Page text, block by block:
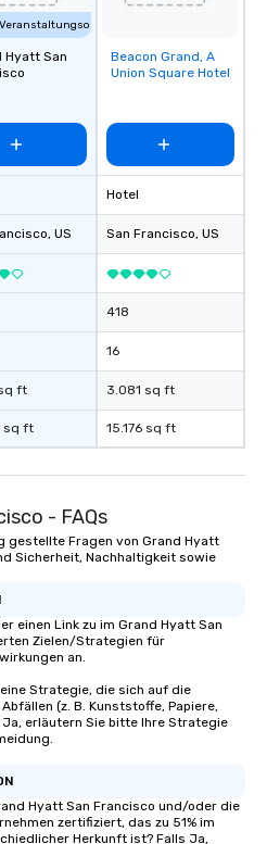
Hyatt San
, US
ft
sq ft
Removed from
favorites
Beacon Grand, A
Union Square Hotel
Hotel
San Francisco, US
418
16
3.081 sq ft
15.176 sq ft
- FAQs
gestellte Fragen von Grand Hyatt
Sicherheit, Nachhaltigkeit sowie
einen Link zu im Grand Hyatt San
Zielen/Strategien für
an.
Strategie, die sich auf die
(z. B. Kunststoffe, Papiere,
erläutern Sie bitte Ihre Strategie
Hyatt San Francisco und/oder die
zertifiziert, das zu 51% im
Herkunft ist? Falls Ja,